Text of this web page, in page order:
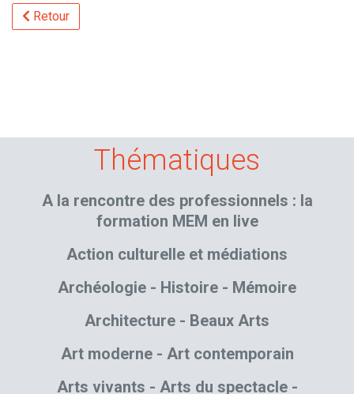
Retour
Thématiques
A la rencontre des professionnels : la
formation MEM en live
Action culturelle et médiations
Archéologie - Histoire - Mémoire
Architecture - Beaux Arts
Art moderne - Art contemporain
Arts vivants - Arts du spectacle -